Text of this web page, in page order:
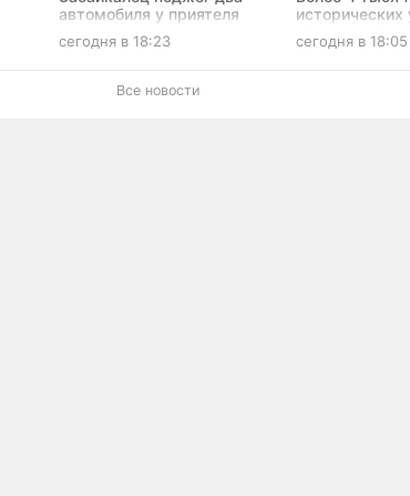
автомобиля у приятеля
после конфликта
сегодня в 18:23
исторических
обновят в
рублей
сегодня в 18:05
Все новости